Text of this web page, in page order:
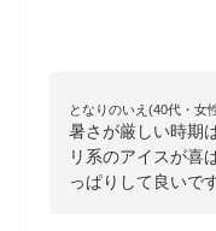
となりのいえ(40代・女
暑さが厳しい時期
リ系のアイスが喜
っぱりして良いで